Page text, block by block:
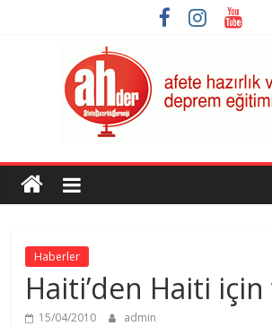
AHDER
Afete
ve
Deprem
Eğitimi
Derneği
Haberler
Haiti’den Haiti
15/04/2010 admin